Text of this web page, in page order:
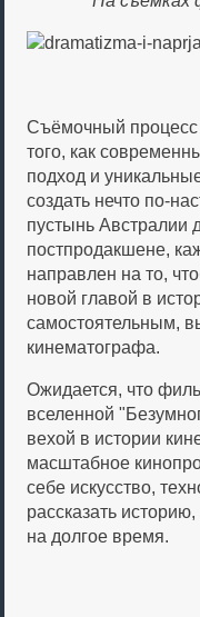
Съёмочный процесс
того, как
подход и
создать нечто по-
пустынь Австралии
постпродакшене,
направлен на то,
новой главой в
самостоятельным,
кинематографа.
Ожидается, что
вселенной
вехой в истории
масштабное
себе искусство,
рассказать
на долгое время.